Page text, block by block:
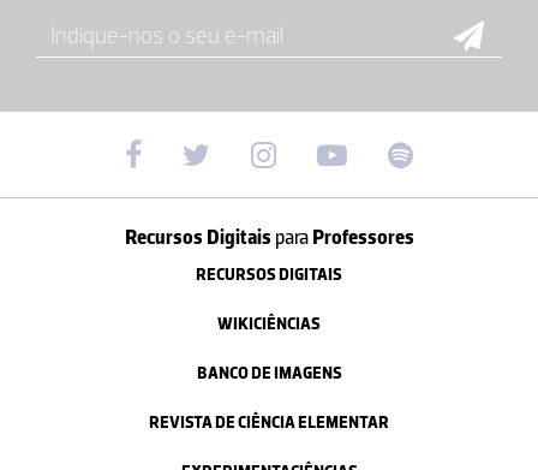
Recursos Digitais paraProfessores
RECURSOS DIGITAIS
WIKICIÊNCIAS
BANCO DE IMAGENS
REVISTA DE CIÊNCIA ELEMENTAR